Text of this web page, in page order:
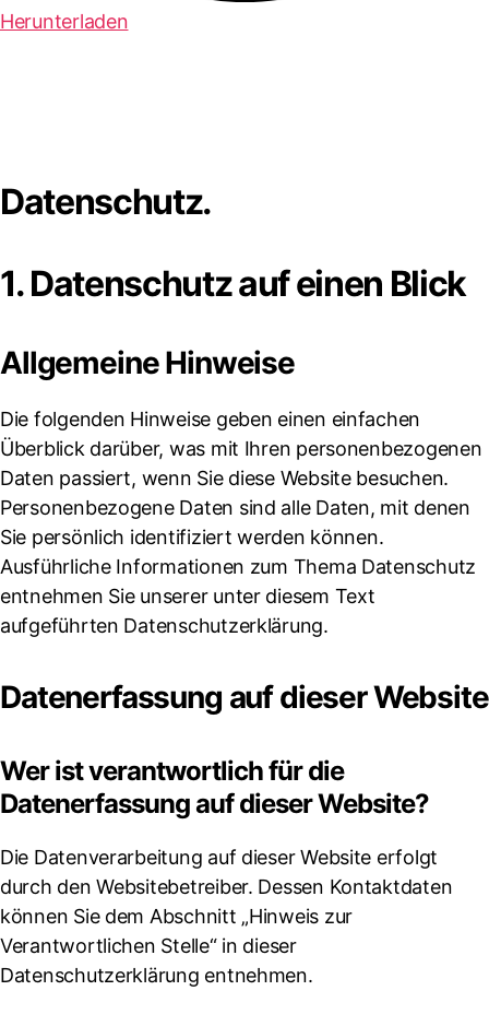
Herunterladen
Datenschutz.
1. Datenschutz auf einen Blick
Allgemeine Hinweise
Die folgenden Hinweise geben einen einfachen
Überblick darüber, was mit Ihren personenbezogenen
Daten passiert, wenn Sie diese Website besuchen.
Personenbezogene Daten sind alle Daten, mit denen
Sie persönlich identifiziert werden können.
Ausführliche Informationen zum Thema Datenschutz
entnehmen Sie unserer unter diesem Text
aufgeführten Datenschutzerklärung.
Datenerfassung auf dieser Website
Wer ist verantwortlich für die
Datenerfassung auf dieser Website?
Die Datenverarbeitung auf dieser Website erfolgt
durch den Websitebetreiber. Dessen Kontaktdaten
können Sie dem Abschnitt „Hinweis zur
Verantwortlichen Stelle“ in dieser
Datenschutzerklärung entnehmen.